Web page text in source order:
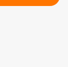
Flammarion >